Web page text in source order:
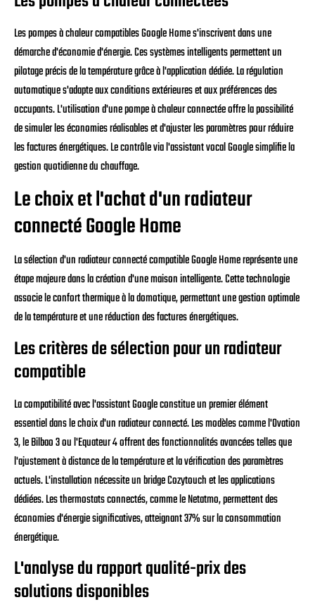
Les pompes à chaleur compatibles Google Home s'inscrivent dans une
démarche d'économie d'énergie. Ces systèmes intelligents permettent un
pilotage précis de la température grâce à l'application dédiée. La régulation
automatique s'adapte aux conditions extérieures et aux préférences des
occupants. L'utilisation d'une pompe à chaleur connectée offre la possibilité
de simuler les économies réalisables et d'ajuster les paramètres pour réduire
les factures énergétiques. Le contrôle via l'assistant vocal Google simplifie la
gestion quotidienne du chauffage.
Le choix et l'achat d'un radiateur
connecté Google Home
La sélection d'un radiateur connecté compatible Google Home représente une
étape majeure dans la création d'une maison intelligente. Cette technologie
associe le confort thermique à la domotique, permettant une gestion optimale
de la température et une réduction des factures énergétiques.
Les critères de sélection pour un radiateur
compatible
La compatibilité avec l'assistant Google constitue un premier élément
essentiel dans le choix d'un radiateur connecté. Les modèles comme l'Ovation
3, le Bilbao 3 ou l'Equateur 4 offrent des fonctionnalités avancées telles que
l'ajustement à distance de la température et la vérification des paramètres
actuels. L'installation nécessite un bridge Cozytouch et les applications
dédiées. Les thermostats connectés, comme le Netatmo, permettent des
économies d'énergie significatives, atteignant 37% sur la consommation
énergétique.
L'analyse du rapport qualité-prix des
solutions disponibles